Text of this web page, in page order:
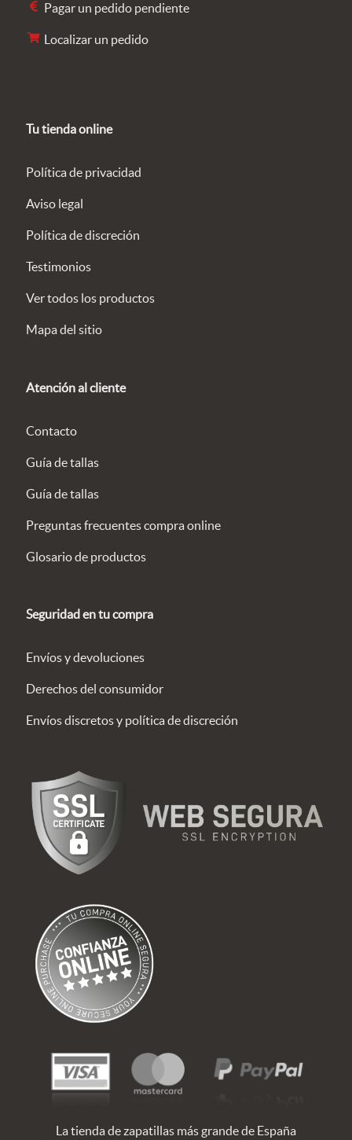
Pagar un pedido pendiente
Localizar un pedido
Tu tienda online
Política de privacidad
Aviso legal
Política de discreción
Testimonios
Ver todos los productos
Mapa del sitio
Atención al cliente
Contacto
Guía de tallas
Guía de tallas
Preguntas frecuentes compra online
Glosario de productos
Seguridad en tu compra
Envíos y devoluciones
Derechos del consumidor
Envíos discretos y política de discreción
La tienda de zapatillas más grande de España